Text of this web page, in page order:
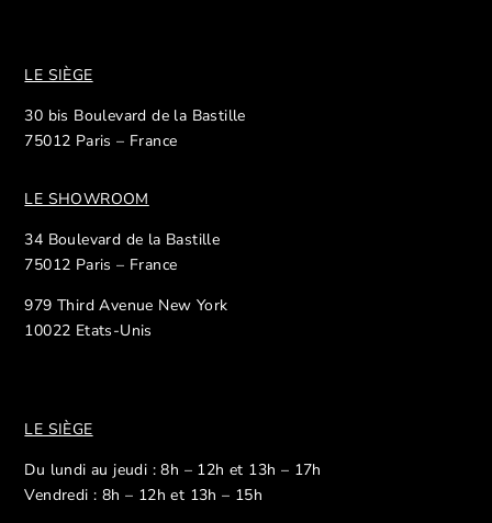
LE SIÈGE
30 bis Boulevard de la Bastille
75012 Paris – France
LE SHOWROOM
34 Boulevard de la Bastille
75012 Paris – France
979 Third Avenue New York
10022 Etats-Unis
LE SIÈGE
Du lundi au jeudi : 8h – 12h et 13h – 17h
Vendredi : 8h – 12h et 13h – 15h